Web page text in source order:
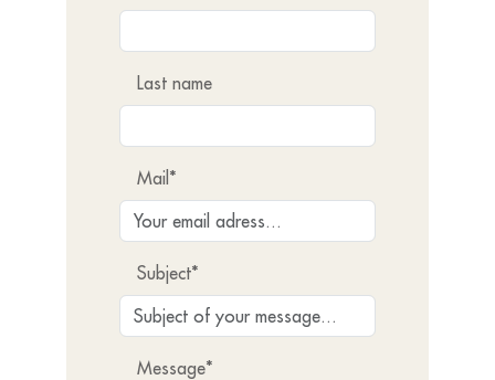
Last name
Mail*
Subject*
Message*